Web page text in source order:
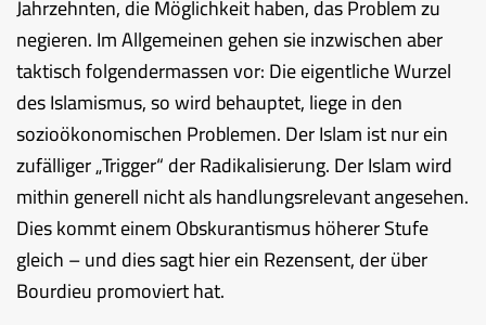
Jahrzehnten, die Möglichkeit haben, das Problem zu
negieren. Im Allgemeinen gehen sie inzwischen aber
taktisch folgendermassen vor: Die eigentliche Wurzel
des Islamismus, so wird behauptet, liege in den
sozioökonomischen Problemen. Der Islam ist nur ein
zufälliger „Trigger“ der Radikalisierung. Der Islam wird
mithin generell nicht als handlungsrelevant angesehen.
Dies kommt einem Obskurantismus höherer Stufe
gleich – und dies sagt hier ein Rezensent, der über
Bourdieu promoviert hat.